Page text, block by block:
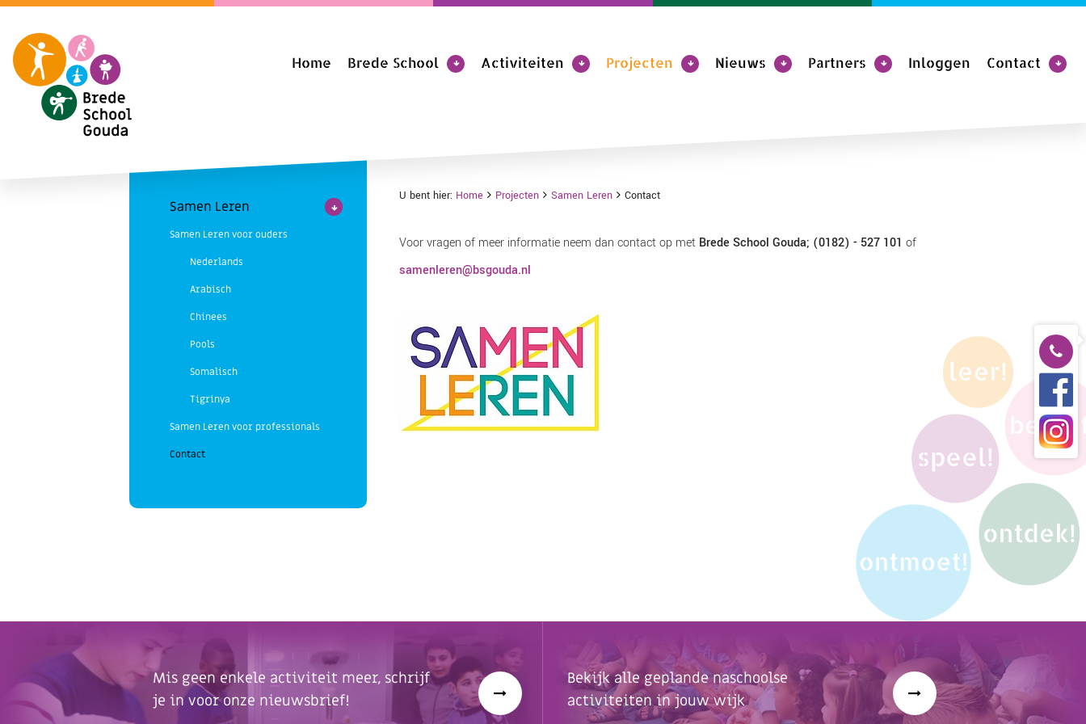
Home Brede School Activiteiten Projecten Nieuws Partners Inloggen Contact
Samen Leren
Samen Leren voor ouders
Nederlands
Arabisch
Chinees
Pools
Somalisch
Tigrinya
Samen Leren voor professionals
Contact
U bent hier: Home Projecten Samen Leren Contact
Voor vragen of meer informatie neem dan contact op met Brede School Gouda; (0182) - 527 101 of
samenleren@bsgouda.nl
Mis geen enkele activiteit meer, schrijf
je in voor onze nieuwsbrief!
Bekijk alle geplande naschoolse
activiteiten in jouw wijk
0182-
527101